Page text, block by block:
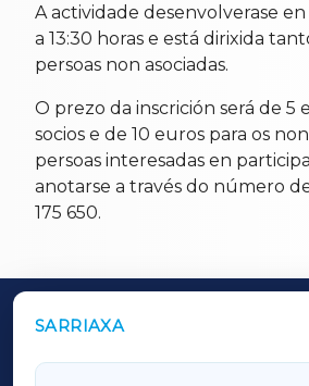
A actividade desenvolverase
a 13:30 horas e está dirixida
persoas non asociadas.
O prezo da inscrición será de 5
socios e de 10 euros para os non
persoas interesadas en
anotarse a través do número
175 650.
SARRIAXA
OUTROS PERIÓDICOS